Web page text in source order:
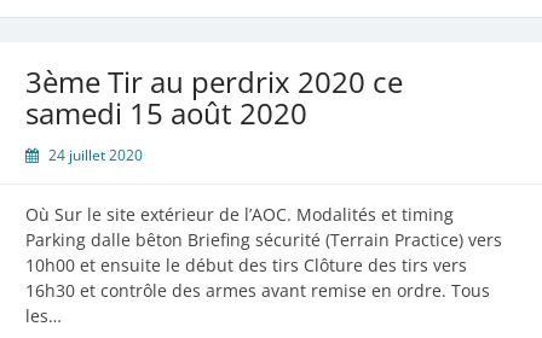
3ème Tir au perdrix 2020 ce
samedi 15 août 2020
24 juillet 2020
Où Sur le site extérieur de l’AOC. Modalités et timing
Parking dalle bêton Briefing sécurité (Terrain Practice) vers
10h00 et ensuite le début des tirs Clôture des tirs vers
16h30 et contrôle des armes avant remise en ordre. Tous
les…